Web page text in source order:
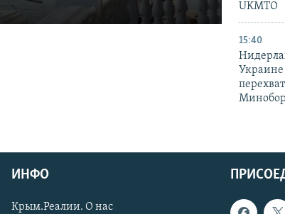
UKMTO
15:40
Украине
ИНФО
Крым.Реалии. О нас